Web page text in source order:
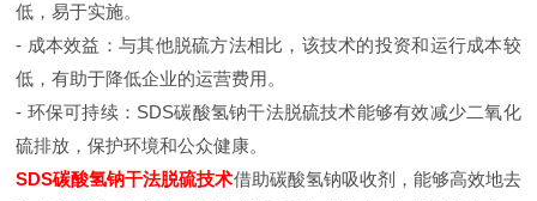
低，易于实施。
- 成本效益：与其他脱硫方法相比，该技术的投资和运行成本较
低，有助于降低企业的运营费用。
- 环保可持续：SDS碳酸氢钠干法脱硫技术能够有效减少二氧化
硫排放，保护环境和公众健康。
SDS碳酸氢钠干法脱硫技术借助碳酸氢钠吸收剂，能够高效地去